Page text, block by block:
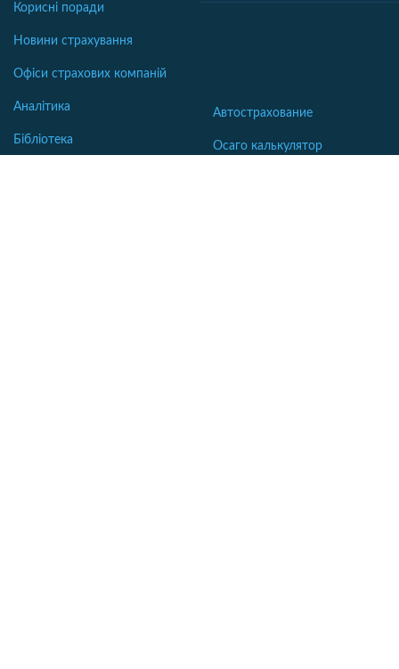
Корисні поради
Новини страхування
Офіси страхових компаній
Аналітика
Бібліотека
Автострахование
Осаго калькулятор